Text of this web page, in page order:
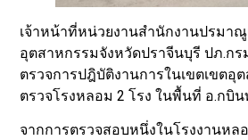
เจ้าหน้าที่หน่วยงานสำนักงานปรมา
อุตสาหกรรมจังหวัดปราจีนบุรี ปภ.ก
ตรวจการปฎิบัติงานการในเขตเขตอุ
ตรวจโรงหลอม 2 โรง ในพื้นที่ อ.กบิ
จากการตรวจสอบหนึ่งในโรงงานหล